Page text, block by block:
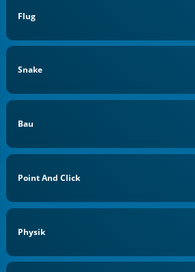
Flug
Snake
Bau
Point And Click
Physik